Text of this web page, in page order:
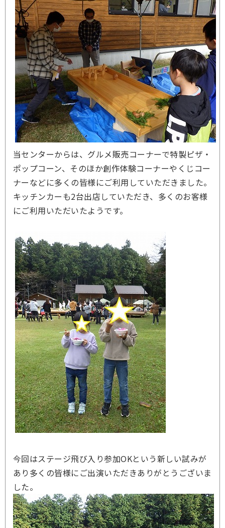
当センターからは、グルメ販売コーナーで特製ピザ・
ポップコーン、そのほか創作体験コーナーやくじコー
ナーなどに多くの皆様にご利用していただきました。
キッチンカーも2台出店していただき、多くのお客様
にご利用いただいたようです。
今回はステージ飛び入り参加OKという新しい試みが
あり多くの皆様にご出演いただきありがとうございま
した。